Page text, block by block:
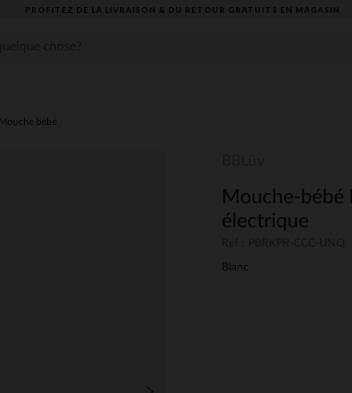
PROFITEZ DE LA LIVRAISON & DU RETOUR GRATUITS EN MAGASIN​
Mouche bébé
Mouche-bébé
électrique
Blanc